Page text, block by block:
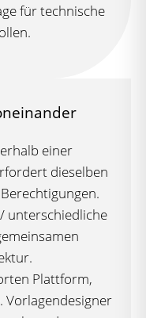
für technische
einer
dieselben
unterschiedliche
Plattform,
Vorlagendesigner